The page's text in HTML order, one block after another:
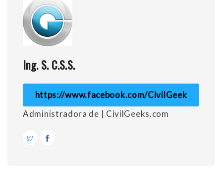
Ing. S. C.S.S.
https://www.facebook.com/CivilGeek
Administradora de | CivilGeeks.com